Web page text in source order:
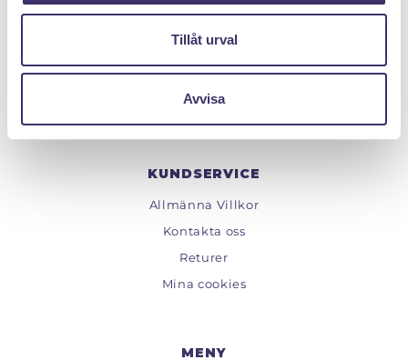
Tillåt urval
Avvisa
Epost :info@pantit.se
Telefontider: Mån - Fre, 09:00 - 17:00
KUNDSERVICE
Allmänna Villkor
Kontakta oss
Returer
Mina cookies
MENY